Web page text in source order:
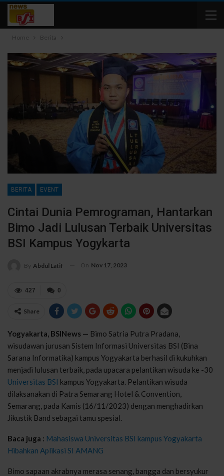
Home Berita
BERITA EVENT
Cintai Dunia Pemrograman, Hantarkan
Bimo Jadi Lulusan Terbaik Universitas
BSI Kampus Yogykarta
By Abdul Latif On Nov 17, 2023
0
427
Share
Yogyakarta, BSINews — Bimo Satria Putra Pradana,
wisudawan jurusan Sistem Informasi Universitas BSI (Bina
Sarana Informatika) kampus Yogyakarta berhasil di kukuhkan
menjadi lulusan terbaik, pada upacara pelantikan wisuda ke -30
Universitas BSI kampus Yogyakarta. Pelantikan wisuda
dilaksanakan di Patra Semarang Hotel & Convention,
Semarang, pada Kamis (16/11/2023) dengan menghadirkan
Jikustik Band sebagai tamu spesial.
Baca juga : Mahasiswa Universitas BSI kampus Yogyakarta
Hibahkan Aplikasi SI AMANG
Bimo sapaan akrabnya merasa senang, bangga dan bersyukur